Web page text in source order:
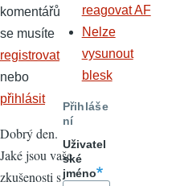
komentářů
se musíte
registrovat
nebo
přihlásit
Dobrý den.
Jaké jsou vaše
zkušenosti s
reagovat AF
Nelze
vysunout
blesk
Přihláše
ní
Uživatel
ské
jméno